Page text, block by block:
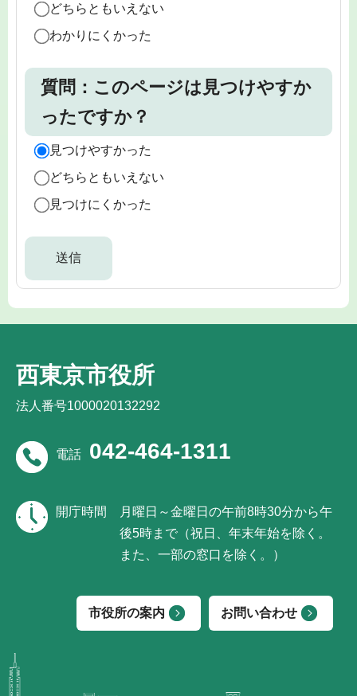
どちらともいえない
わかりにくかった
質問：このページは見つけやすか
ったですか？
見つけやすかった
どちらともいえない
見つけにくかった
西東京市役所
法人番号1000020132292
電話 042-464-1311
開庁時間
月曜日～金曜日の午前8時30分から午
後5時まで（祝日、年末年始を除く。
また、一部の窓口を除く。）
市役所の案内 お問い合わせ